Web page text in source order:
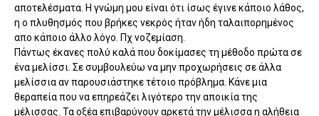
αποτελέσματα. Η γνώμη μου είναι ότι ίσως έγινε κάποιο λάθος,
η ο πλυθησμός που βρήκες νεκρός ήταν ήδη ταλαιπορημένος
απο κάποιο άλλο λόγο. Πχ νοζεμίαση.
Πάντως έκανες πολύ καλά που δοκίμασες τη μέθοδο πρώτα σε
ένα μελίσσι. Σε συμβουλεύω να μην προχωρήσεις σε άλλα
μελίσσια αν παρουσιάστηκε τέτοιο πρόβλημα. Κάνε μια
θεραπεία που να επηρεάζει λιγότερο την αποικία της
μέλισσας. Τα οξέα επιβαρύνουν αρκετά την μέλισσα η αλήθεια